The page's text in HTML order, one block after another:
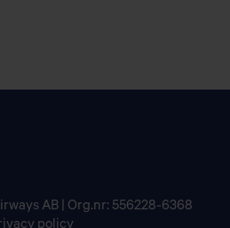
AB | Org.nr: 556228-6368
policy